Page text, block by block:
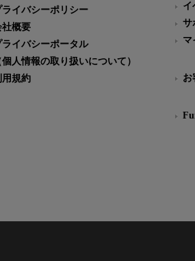
ライバシーポリシー
社概要
ライバシーポータル
個人情報の取り扱いについて）
用規約
イ
サ
マ
お